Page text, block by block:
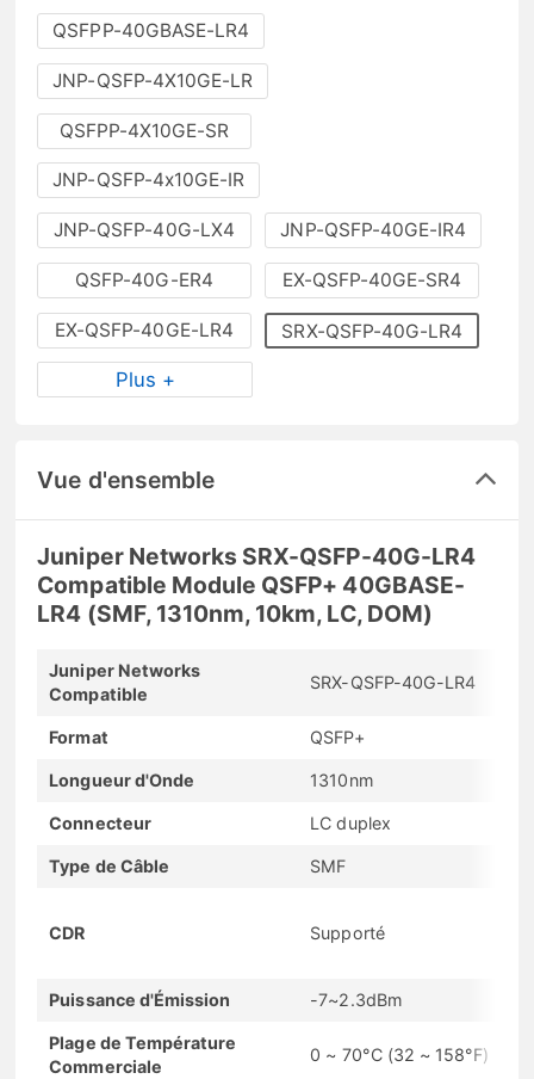
QSFPP-40GBASE-LR4
JNP-QSFP-4X10GE-LR
QSFPP-4X10GE-SR
JNP-QSFP-4x10GE-IR
JNP-QSFP-40G-LX4 JNP-QSFP-40GE-IR4
QSFP-40G-ER4 EX-QSFP-40GE-SR4
EX-QSFP-40GE-LR4 SRX-QSFP-40G-LR4
Plus +
Vue d'ensemble
Juniper Networks SRX-QSFP-40G-LR4
Compatible Module QSFP+ 40GBASE-
LR4 (SMF, 1310nm, 10km, LC, DOM)
Juniper Networks
Compatible
SRX-QSFP-40G-LR4
Format QSFP+
Longueur d'Onde 1310nm
Connecteur LC duplex
Type de Câble SMF
CDR Supporté
Puissance d'Émission -7~2.3dBm
Plage de Température
Commerciale
0 ~ 70°C (32 ~ 158°F)